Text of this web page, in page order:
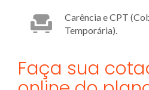
Carência e CPT
Temporária).
Faça sua